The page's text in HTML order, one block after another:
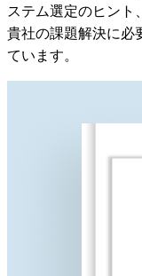
ステム選定のヒント
貴社の課題解決に必
ています。